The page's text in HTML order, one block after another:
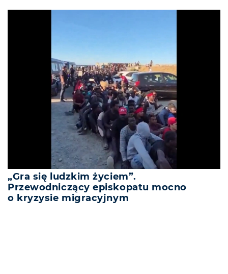
„Gra się ludzkim życiem”.
Przewodniczący episkopatu mocno
o kryzysie migracyjnym